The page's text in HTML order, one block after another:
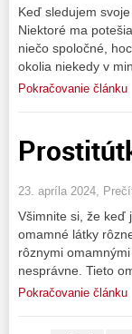
Keď sledujem
Niektoré ma
niečo spoločné,
okolia niekedy v
Pokračovanie článku
23. apríla 2024,
Všimnite si, že keď
omamné látky
rôznymi
nesprávne. Tieto
Pokračovanie článku